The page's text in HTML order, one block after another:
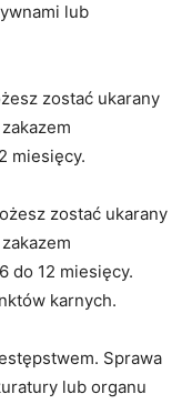
lub
zostać ukarany
miesięcy.
zostać ukarany
do 12 miesięcy.
karnych.
Sprawa
lub organu